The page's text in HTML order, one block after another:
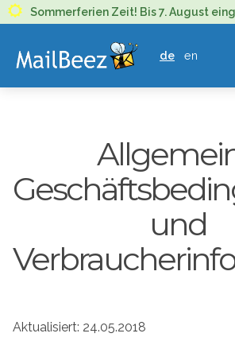
MAILBEEZ
ECOMMERCE
EMAIL
MARKETING
de en
und
Aktualisiert: 24.05.2018
Sommerferien Zeit! Bis 7. August